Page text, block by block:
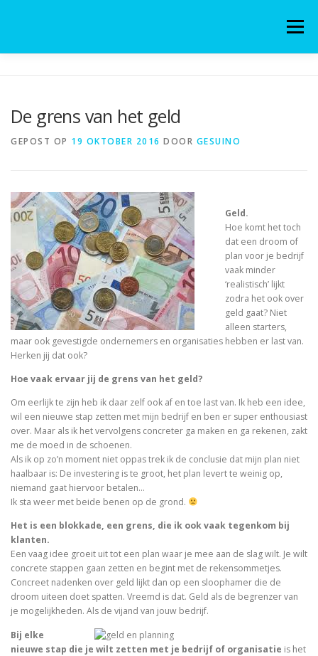
Menu
ONDERNEMENDE STATUSHOUDERS
De grens van het geld
GEPOST OP 19 OKTOBER 2016 DOOR GESUINO
Geld.
Hoe komt het toch
dat een droom of
plan voor je bedrijf
vaak minder
‘realistisch’ lijkt
zodra het ook over
geld gaat? Niet
alleen starters,
maar ook gevestigde ondernemers en organisaties hebben er last van.
Herken jij dat ook?
Hoe vaak ervaar jij de grens van het geld?
Om eerlijk te zijn heb ik daar zelf ook af en toe last van. Ik heb een idee,
wil een nieuwe stap zetten met mijn bedrijf en ben er super enthousiast
over. Maar als ik het vervolgens concreter ga maken en ga rekenen, zakt
me de moed in de schoenen.
Als ik op zo’n moment niet oppas trek ik de conclusie dat mijn plan niet
haalbaar is: De investering is te groot, het plan levert te weinig op,
niemand gaat hiervoor betalen…
Ik sta weer met beide benen op de grond.
Het is een blokkade, een grens, die ik ook vaak tegenkom bij
klanten.
Een vaag idee groeit uit tot een plan waar je mee aan de slag wilt. Je wilt
concrete stappen gaan zetten en begint met de rekensommetjes.
Concreet nadenken over geld lijkt dan op een sloophamer die de
droom uiteen doet spatten. Vreemd is dat. Geld als de begrenzer van
je mogelijkheden. Als de vijand van jouw bedrijf.
Bij elke
nieuwe stap die je wilt zetten met je bedrijf of organisatie is het